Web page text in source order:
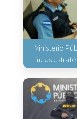
Ministerio
líneas